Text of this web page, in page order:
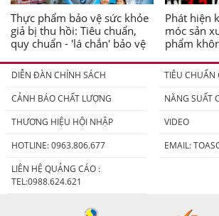
Thực phẩm bảo vệ sức khỏe
giả bị thu hồi: Tiêu chuẩn,
quy chuẩn - 'lá chắn' bảo vệ
Phát hiện
móc sản
phẩm
DIỄN ĐÀN CHÍNH SÁCH
TIÊU CHUẨN
CẢNH BÁO CHẤT LƯỢNG
NĂNG SUẤT
THƯƠNG HIỆU HỘI NHẬP
VIDEO
HOTLINE: 0963.806.677
EMAIL:
LIÊN HỆ QUẢNG CÁO :
TEL:0988.624.621